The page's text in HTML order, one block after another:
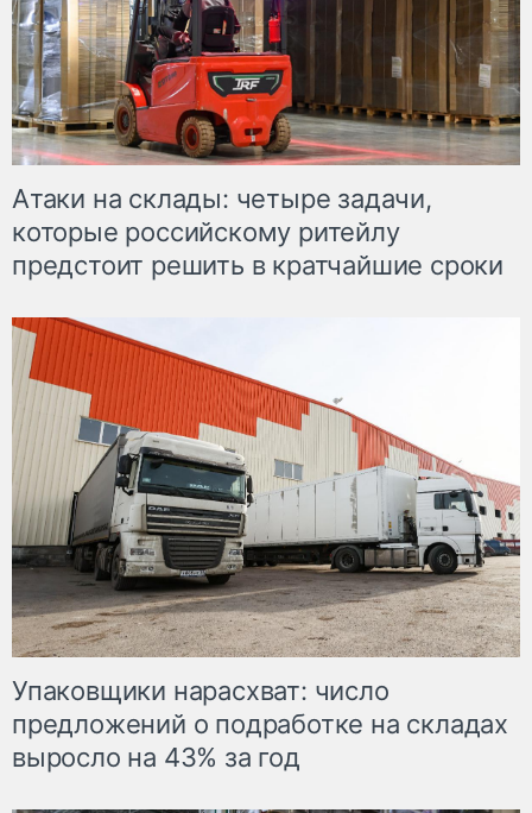
Атаки на склады: четыре задачи,
которые российскому ритейлу
предстоит решить в кратчайшие сроки
Упаковщики нарасхват: число
предложений о подработке на складах
выросло на 43% за год